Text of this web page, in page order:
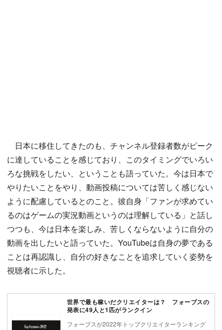
日本に移住してきたのも、チャンネル登録者数がピーク
に達していることを感じており、このタイミングでいろい
ろな挑戦をしたい、ということも語っていた。今は日本で
やりたいことをやり、動画投稿については苦しく感じない
ように配慮しているとのこと。彼自身「ファンが求めてい
るのはゲームの実況動画というのは理解している」と話し
つつも、今は日本を楽しみ、苦しくならないように自分の
動画を出したいと語っていた。YouTubeは自身の夢である
ことは再認識し、自分の好きなことを追求していく姿勢を
視聴者に示した。
世界で最も稼いだクリエイターは？ フォーブスの
発表に49人と1匹がランクイン
フォーブスが2022年トップクリエイターランキング